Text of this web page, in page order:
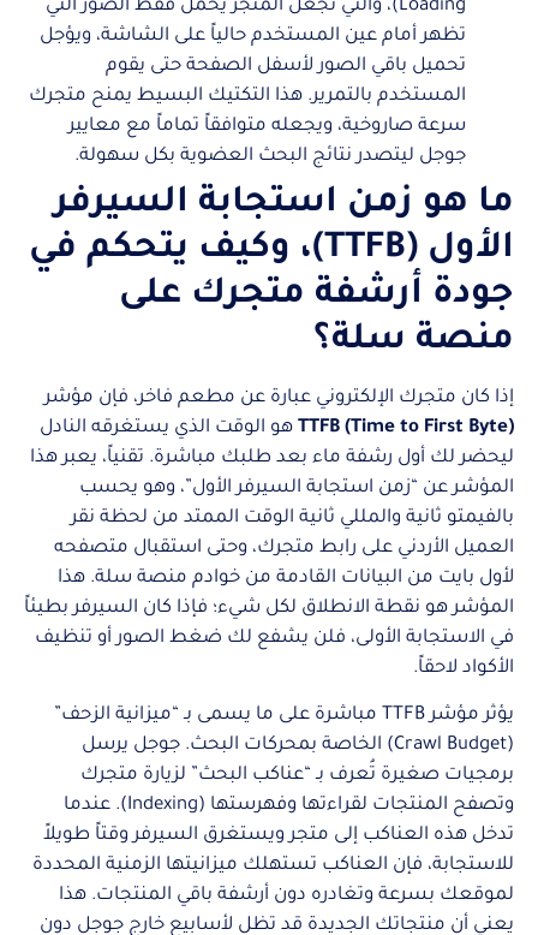
Loading)، والتي تجعل المتجر يحمل فقط الصور التي
تظهر أمام عين المستخدم حالياً على الشاشة، ويؤجل
تحميل باقي الصور لأسفل الصفحة حتى يقوم
المستخدم بالتمرير. هذا التكتيك البسيط يمنح متجرك
سرعة صاروخية، ويجعله متوافقاً تماماً مع معايير
جوجل ليتصدر نتائج البحث العضوية بكل سهولة.
ما هو زمن استجابة السيرفر
الأول (TTFB)، وكيف يتحكم في
جودة أرشفة متجرك على
منصة سلة؟
إذا كان متجرك الإلكتروني عبارة عن مطعم فاخر، فإن مؤشر
TTFB (Time to First Byte) هو الوقت الذي يستغرقه النادل
ليحضر لك أول رشفة ماء بعد طلبك مباشرة. تقنياً، يعبر هذا
المؤشر عن “زمن استجابة السيرفر الأول”، وهو يحسب
بالفيمتو ثانية والمللي ثانية الوقت الممتد من لحظة نقر
العميل الأردني على رابط متجرك، وحتى استقبال متصفحه
لأول بايت من البيانات القادمة من خوادم منصة سلة. هذا
المؤشر هو نقطة الانطلاق لكل شيء؛ فإذا كان السيرفر بطيئاً
في الاستجابة الأولى، فلن يشفع لك ضغط الصور أو تنظيف
الأكواد لاحقاً.
يؤثر مؤشر TTFB مباشرة على ما يسمى بـ “ميزانية الزحف”
(Crawl Budget) الخاصة بمحركات البحث. جوجل يرسل
برمجيات صغيرة تُعرف بـ “عناكب البحث” لزيارة متجرك
وتصفح المنتجات لقراءتها وفهرستها (Indexing). عندما
تدخل هذه العناكب إلى متجر ويستغرق السيرفر وقتاً طويلاً
للاستجابة، فإن العناكب تستهلك ميزانيتها الزمنية المحددة
لموقعك بسرعة وتغادره دون أرشفة باقي المنتجات. هذا
يعني أن منتجاتك الجديدة قد تظل لأسابيع خارج جوجل دون